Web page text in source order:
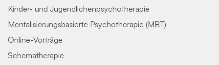
Kinder- und Jugendlichenpsychotherapie
Mentalisierungsbasierte Psychotherapie (MBT)
Online-Vorträge
Schematherapie